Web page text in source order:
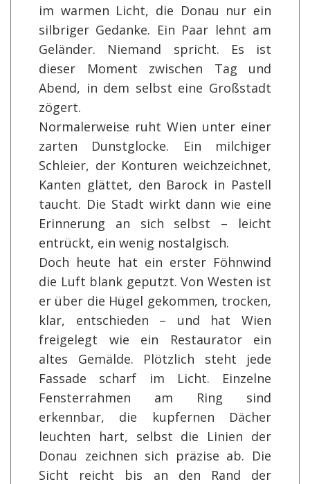
im warmen Licht, die Donau nur ein
silbriger Gedanke. Ein Paar lehnt am
Geländer. Niemand spricht. Es ist
dieser Moment zwischen Tag und
Abend, in dem selbst eine Großstadt
zögert.
Normalerweise ruht Wien unter einer
zarten Dunstglocke. Ein milchiger
Schleier, der Konturen weichzeichnet,
Kanten glättet, den Barock in Pastell
taucht. Die Stadt wirkt dann wie eine
Erinnerung an sich selbst – leicht
entrückt, ein wenig nostalgisch.
Doch heute hat ein erster Föhnwind
die Luft blank geputzt. Von Westen ist
er über die Hügel gekommen, trocken,
klar, entschieden – und hat Wien
freigelegt wie ein Restaurator ein
altes Gemälde. Plötzlich steht jede
Fassade scharf im Licht. Einzelne
Fensterrahmen am Ring sind
erkennbar, die kupfernen Dächer
leuchten hart, selbst die Linien der
Donau zeichnen sich präzise ab. Die
Sicht reicht bis an den Rand der